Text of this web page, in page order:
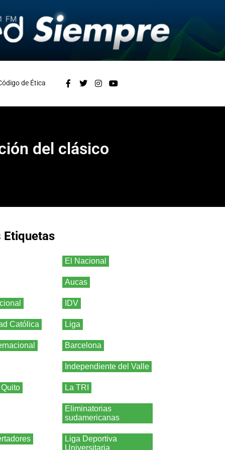
de Ética
del clásico
Etiquetas
El Nacional
Aucas
IDV
Católica Liga
Barcelona
Independiente del Valle
La TRI
Eliminatorias
sudamericanas
Liga Deportiva
Universitaria